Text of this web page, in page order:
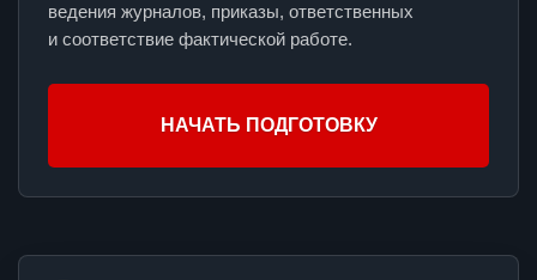
ведения журналов, приказы, ответственных
и соответствие фактической работе.
НАЧАТЬ ПОДГОТОВКУ